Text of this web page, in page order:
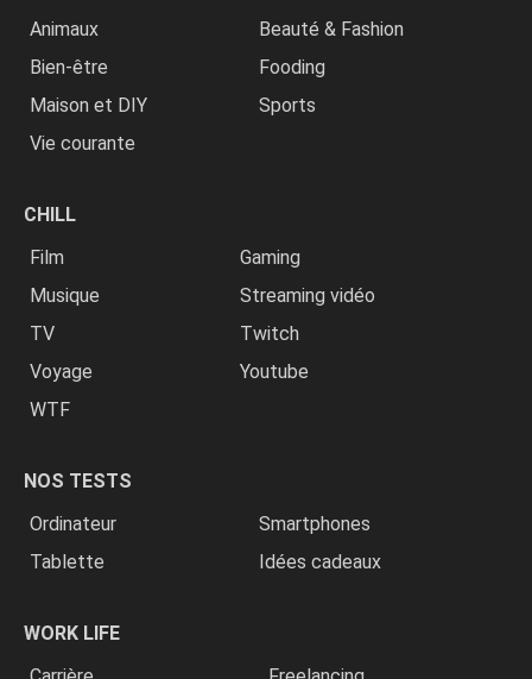
Animaux
Beauté & Fashion
Bien-être
Fooding
Maison et DIY
Sports
Vie courante
CHILL
Film
Gaming
Musique
Streaming vidéo
TV
Twitch
Voyage
Youtube
WTF
NOS TESTS
Ordinateur
Smartphones
Tablette
Idées cadeaux
WORK LIFE